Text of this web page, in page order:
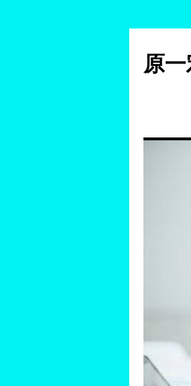
テ
ン
ッ
原